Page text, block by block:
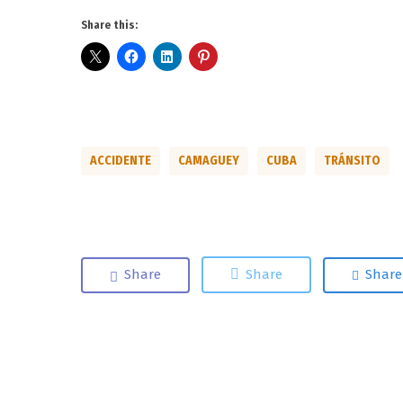
Share this:
ACCIDENTE CAMAGUEY CUBA TRÁNSITO
Share Share Share